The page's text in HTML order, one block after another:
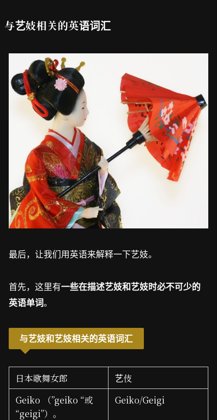
与艺妓相关的英语词汇
最后，让我们用英语来解释一下艺妓。
首先，这里有一些在描述艺妓和艺妓时必不可少的
英语单词。
与艺妓和艺妓相关的英语词汇
日本歌舞女郎
艺伎
Geiko （”geiko “或
“geigi”）。
Geiko/Geigi